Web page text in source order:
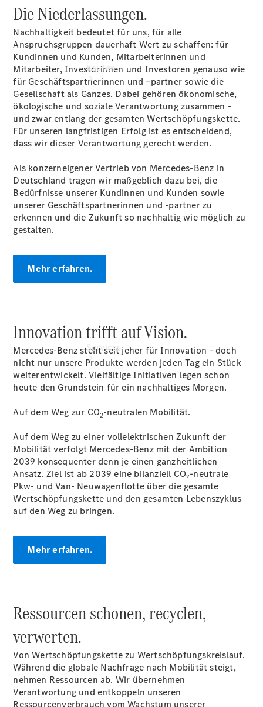
Kaufen
Übersicht
Junge
Sterne -
elektrisch
Hauptuntersuchung:
Geprüft unterwegs.
Services
Übersicht
Serviceangebote
Reifen &
Kompletträder
Teile &
Zubehör
Pannen- &
Reparatur &
Werkstatt
Rückrufe &
Gebrauchtwagenkauf
Gebrauchtwagensuche
Finanzdienste
Digitale
Extras
Gebrauchtfahrzeugsuche
Die Niederlassungen.
Nachhaltigkeit bedeutet für uns, für alle
Anspruchsgruppen dauerhaft Wert zu schaffen: für
Kundinnen und Kunden, Mitarbeiterinnen und
Mitarbeiter, Investorinnen und Investoren genauso wie
für Geschäftspartnerinnen und –partner sowie die
Gesellschaft als Ganzes. Dabei gehören ökonomische,
ökologische und soziale Verantwortung zusammen -
und zwar entlang der gesamten Wertschöpfungskette.
Für unseren langfristigen Erfolg ist es entscheidend,
dass wir dieser Verantwortung gerecht werden.
Als konzerneigener Vertrieb von Mercedes-Benz in
Deutschland tragen wir maßgeblich dazu bei, die
Bedürfnisse unserer Kundinnen und Kunden sowie
unserer Geschäftspartnerinnen und -partner zu
erkennen und die Zukunft so nachhaltig wie möglich zu
gestalten.
Mehr erfahren.
Innovation trifft auf Vision.
Mercedes-Benz steht seit jeher für Innovation - doch
nicht nur unsere Produkte werden jeden Tag ein Stück
weiterentwickelt. Vielfältige Initiativen legen schon
heute den Grundstein für ein nachhaltiges Morgen.
Auf dem Weg zur CO2-neutralen Mobilität.
Auf dem Weg zu einer vollelektrischen Zukunft der
Mobilität verfolgt Mercedes-Benz mit der Ambition
2039 konsequenter denn je einen ganzheitlichen
Ansatz. Ziel ist ab 2039 eine bilanziell CO₂-neutrale
Pkw- und Van- Neuwagenflotte über die gesamte
Wertschöpfungskette und den gesamten Lebenszyklus
auf den Weg zu bringen.
Mehr erfahren.
Ressourcen schonen, recyclen,
verwerten.
Von Wertschöpfungskette zu Wertschöpfungskreislauf.
Während die globale Nachfrage nach Mobilität steigt,
nehmen Ressourcen ab. Wir übernehmen
Verantwortung und entkoppeln unseren
Ressourcenverbrauch vom Wachstum unserer